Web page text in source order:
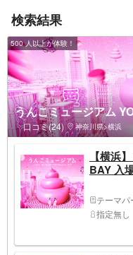
検索結果
500 人以上が体験！
うんこミュージアム
口コミ(24) 神奈川県>横浜
【横浜
BAY 入
テーマパ
指定無し